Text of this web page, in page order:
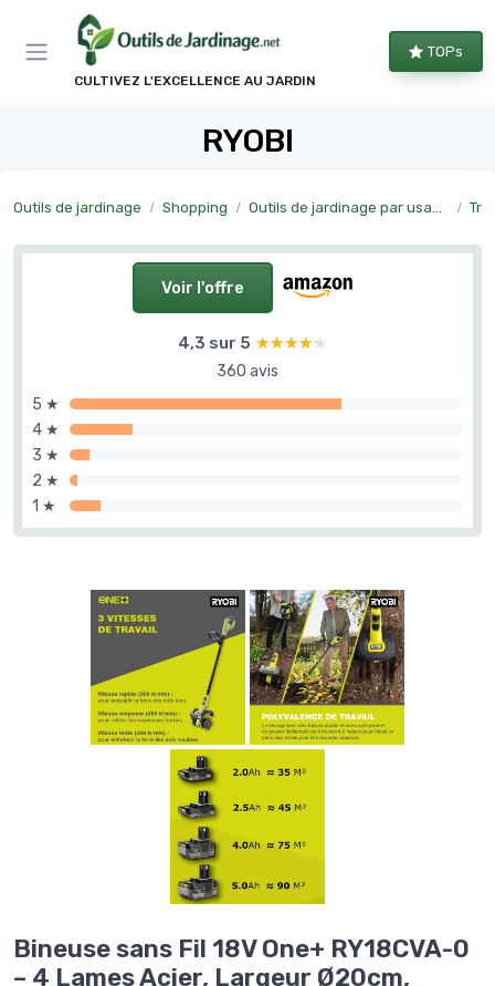
CULTIVEZ L'EXCELLENCE AU JARDIN
TOPs
RYOBI
Outils de jardinage Shopping Outils de jardinage par usage
Voir l'offre
4,3 sur 5 ★★★★★
★★★★★
360 avis
5 ★
4 ★
3 ★
2 ★
1 ★
Bineuse sans Fil 18V One+ RY18CVA-0
– 4 Lames Acier, Largeur Ø20cm,
Panneau de gestion des cookies